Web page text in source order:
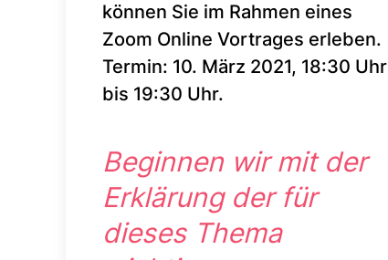
können Sie im Rahmen eines
Zoom Online Vortrages erleben.
Termin: 10. März 2021, 18:30 Uhr
bis 19:30 Uhr.
Beginnen wir mit der
Erklärung der für
dieses Thema